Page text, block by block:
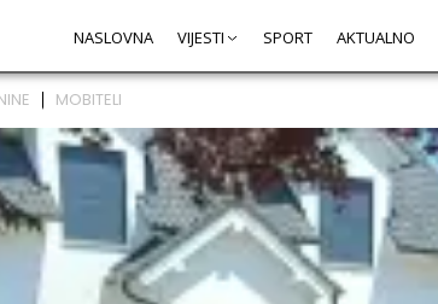
NASLOVNA VIJESTI SPORT AKTUALNO